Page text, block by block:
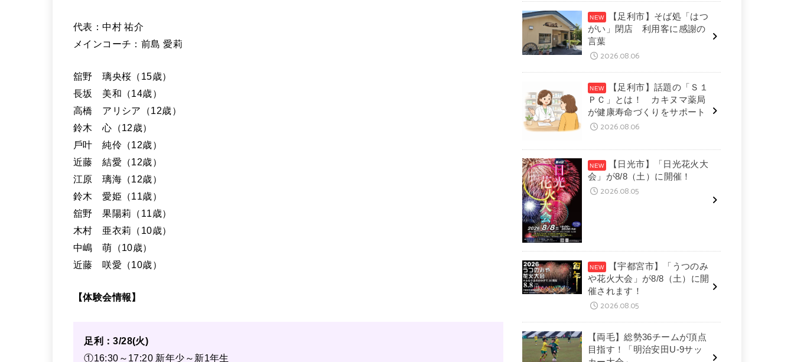
代表：中村 祐介
メインコーチ：前島 愛莉
舘野 璃央桜（15歳）
⻑坂 美和（14歳）
⾼橋 アリシア（12歳）
鈴⽊ ⼼（12歳）
⼾叶 純伶（12歳）
近藤 結愛（12歳）
江原 璃海（12歳）
鈴⽊ 愛姫（11歳）
舘野 果陽莉（11歳）
⽊村 亜⾐莉（10歳）
中嶋 萌（10歳）
近藤 咲愛（10歳）
【体験会情報】
⾜利：3/28(⽕)
①16:30～17:20 新年少～新1年⽣
【足利市】そば処「はつ
がい」閉店 利用客に感謝の
言葉
2026.08.06
【足利市】話題の「Ｓ１
ＰＣ」とは！ カキヌマ薬局
が健康寿命づくりをサポート
2026.08.06
【日光市】「日光花火大
会」が8/8（土）に開催！
2026.08.05
【宇都宮市】「うつのみ
や花火大会」が8/8（土）に開
催されます！
2026.08.05
【両毛】総勢36チームが頂点
目指す！「明治安田U-9サッ